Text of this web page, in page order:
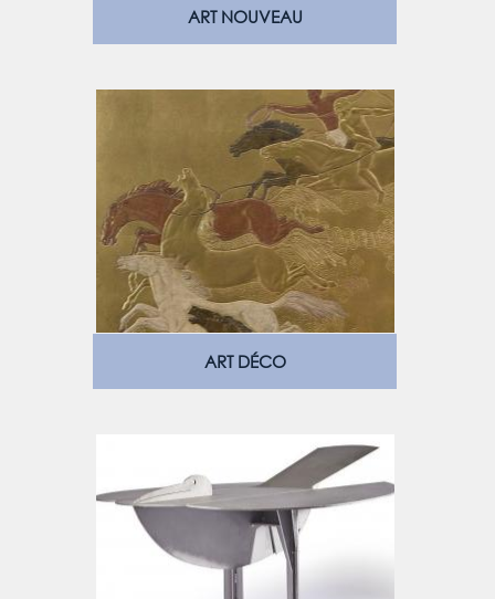
ART NOUVEAU
ART DÉCO